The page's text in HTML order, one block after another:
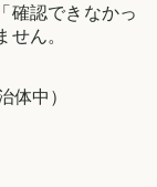
確認できなかっ
ん。
体中）